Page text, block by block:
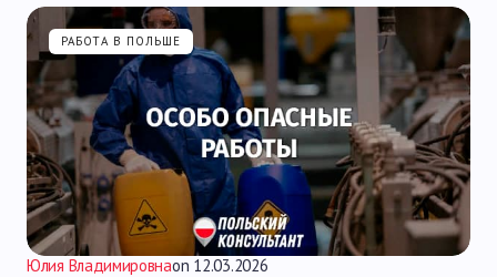
РАБОТА В ПОЛЬШЕ
Юлия Владимировнаon 12.03.2026